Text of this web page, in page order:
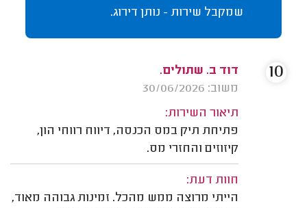
שמקבל שירות - נותן דירוג.
דוד ב. שתולים.
משוב: 30/06/2026
תיאור השירות:
פתיחת תיק במס הכנסה, דיווח רווחי הון,
קיזוזים והחזרי מס.
חוות דעת:
הייתי מרוצה ממש מהכל. זמינות גבוהה מאוד,
10